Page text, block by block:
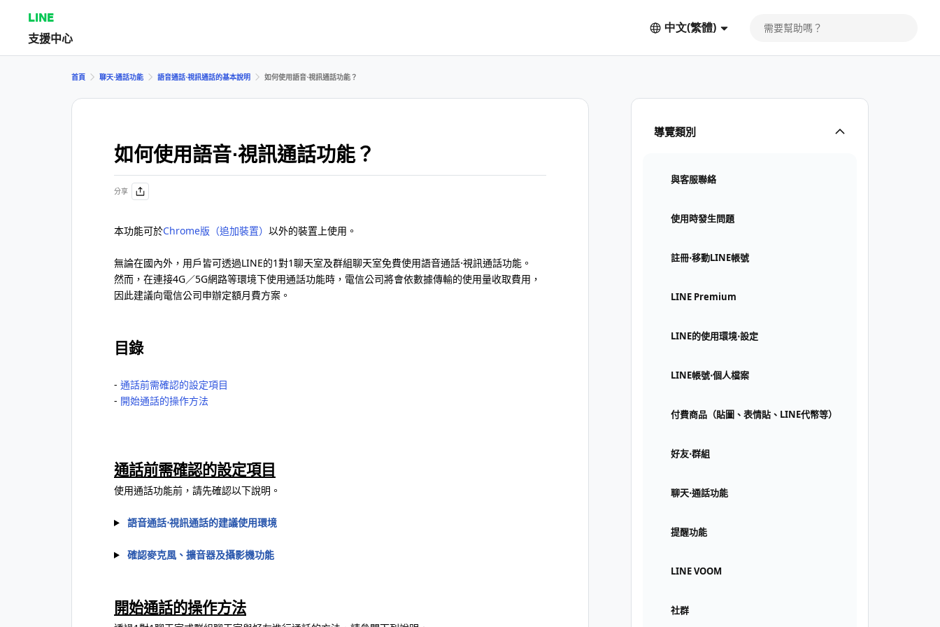
LINE
支援中心
中文(繁體)
導覽類別
與客服聯絡
使用時發生問題
註冊⋅移動LINE帳號
LINE Premium
LINE的使用環境⋅設定
LINE帳號⋅個人檔案
付費商品（貼圖、表情貼、LINE代幣等）
好友⋅群組
聊天⋅通話功能
提醒功能
LINE VOOM
社群
首頁 聊天⋅通話功能 語音通話⋅視訊通話的基本說明 如何使用語音⋅視訊通話功能？
如何使用語音⋅視訊通話功能？
分享
本功能可於Chrome版（追加裝置） 以外的裝置上使用。
無論在國內外，用戶皆可透過LINE的1對1聊天室及群組聊天室免費使用語音通話⋅視訊通話功能。
然而，在連接4G／5G網路等環境下使用通話功能時，電信公司將會依數據傳輸的使用量收取費用，
因此建議向電信公司申辦定額月費方案。
目錄
‐ 通話前需確認的設定項目
‐ 開始通話的操作方法
通話前需確認的設定項目
使用通話功能前，請先確認以下說明。
語音通話⋅視訊通話的建議使用環境
確認麥克風、擴音器及攝影機功能
開始通話的操作方法